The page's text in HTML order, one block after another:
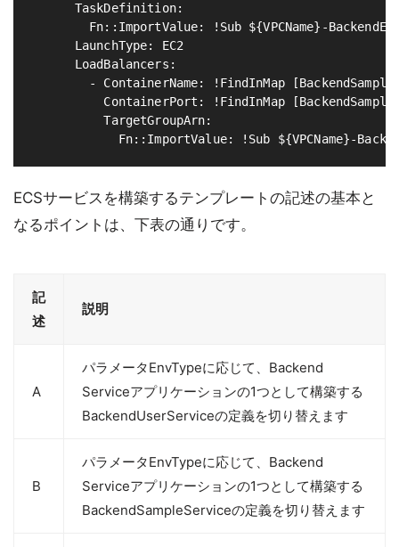
      TaskDefinition:
Fn::ImportValue: !Sub ${VPCName}-
      LaunchType: EC2
      LoadBalancers:
- ContainerName: !FindInMap
ContainerPort: !FindInMap
          TargetGroupArn:
ECSサービスを構築するテンプレートの記述の基本と
なるポイントは、下表の通りです。
記
述
説明
A
パラメータEnvTypeに応じて、Backend
Serviceアプリケーションの1つとして構築する
BackendUserServiceの定義を切り替えます
B
パラメータEnvTypeに応じて、Backend
Serviceアプリケーションの1つとして構築する
BackendSampleServiceの定義を切り替えます